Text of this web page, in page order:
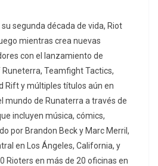
segunda década de vida, Riot
mientras crea nuevas
con el lanzamiento de
Runeterra, Teamfight Tactics,
Rift y múltiples títulos aún en
mundo de Runaterra a través de
incluyen música, cómics,
por Brandon Beck y Marc Merril,
en Los Ángeles, California, y
Rioters en más de 20 oficinas en